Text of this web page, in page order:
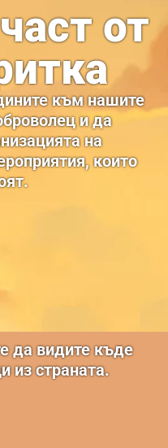
от
към нашите
и да
на
които
да видите къде
из страната.